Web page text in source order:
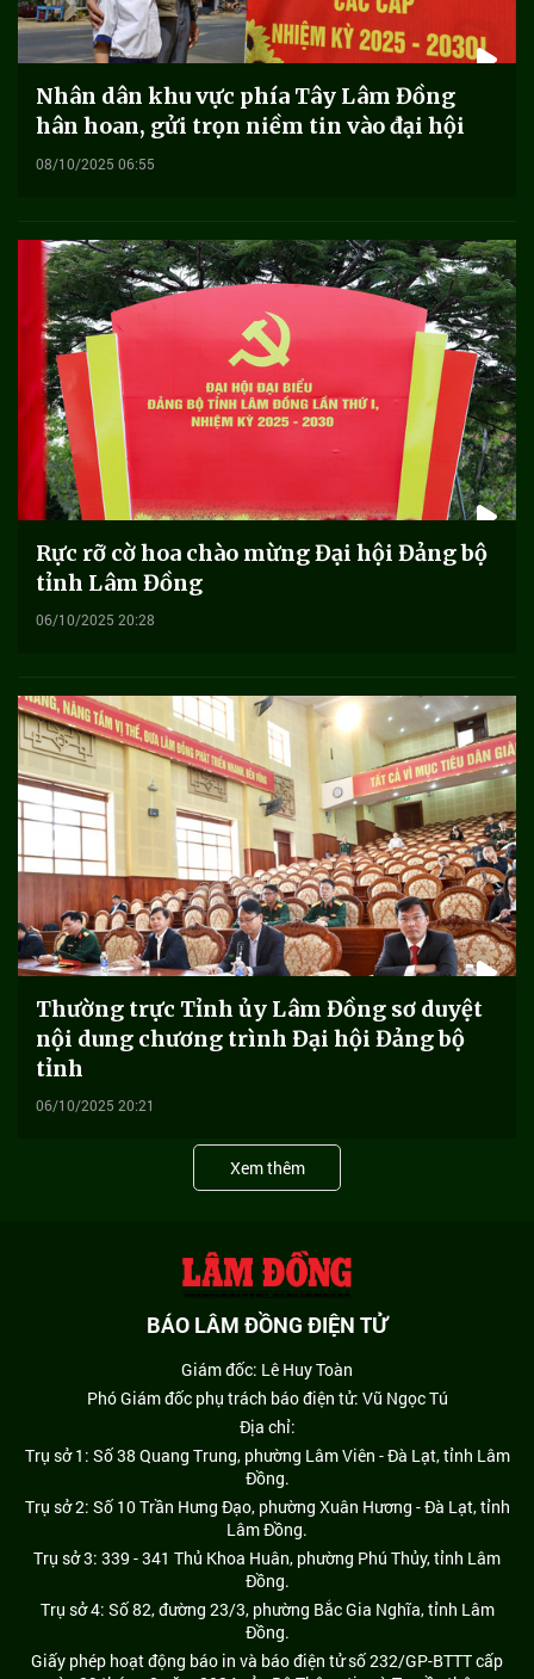
Nhân dân khu vực phía Tây Lâm Đồng
hân hoan, gửi trọn niềm tin vào đại hội
08/10/2025 06:55
Rực rỡ cờ hoa chào mừng Đại hội Đảng bộ
tỉnh Lâm Đồng
06/10/2025 20:28
Thường trực Tỉnh ủy Lâm Đồng sơ duyệt
nội dung chương trình Đại hội Đảng bộ
tỉnh
06/10/2025 20:21
Xem thêm
BÁO LÂM ĐỒNG ĐIỆN TỬ
Giám đốc: Lê Huy Toàn
Phó Giám đốc phụ trách báo điện tử: Vũ Ngọc Tú
Địa chỉ:
Trụ sở 1: Số 38 Quang Trung, phường Lâm Viên - Đà Lạt, tỉnh Lâm
Đồng.
Trụ sở 2: Số 10 Trần Hưng Đạo, phường Xuân Hương - Đà Lạt, tỉnh
Lâm Đồng.
Trụ sở 3: 339 - 341 Thủ Khoa Huân, phường Phú Thủy, tỉnh Lâm
Đồng.
Trụ sở 4: Số 82, đường 23/3, phường Bắc Gia Nghĩa, tỉnh Lâm
Đồng.
Giấy phép hoạt động báo in và báo điện tử số 232/GP-BTTT cấp